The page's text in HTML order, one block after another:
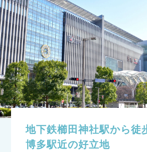
地下鉄櫛田神社駅から徒
博多駅近の好立地